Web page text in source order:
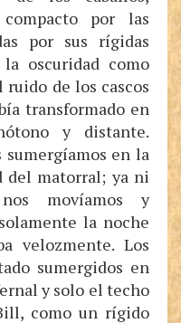
por las
por sus rígidas
oscuridad como
ruido de los cascos
transformado en
y distante.
sumergíamos en la
del matorral; ya ni
movíamos y
la noche
velozmente. Los
sumergidos en
y solo el techo
como un rígido